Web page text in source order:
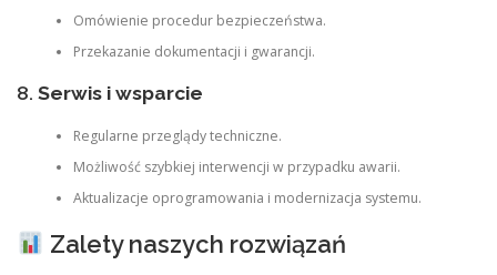
Omówienie procedur bezpieczeństwa.
Przekazanie dokumentacji i gwarancji.
8. Serwis i wsparcie
Regularne przeglądy techniczne.
Możliwość szybkiej interwencji w przypadku awarii.
Aktualizacje oprogramowania i modernizacja systemu.
Zalety naszych rozwiązań